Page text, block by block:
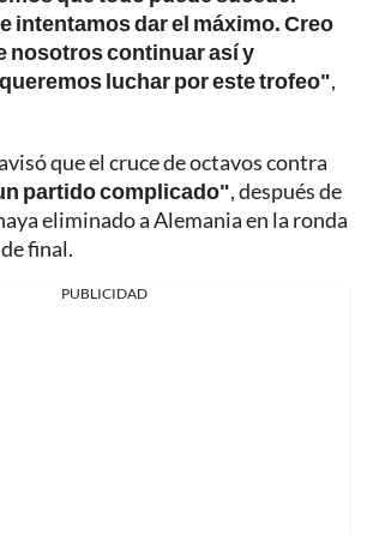
intentamos dar el máximo. Creo
nosotros continuar así y
luchar por este trofeo",
que el cruce de octavos contra
partido complicado", después de
eliminado a Alemania en la ronda
final.
PUBLICIDAD